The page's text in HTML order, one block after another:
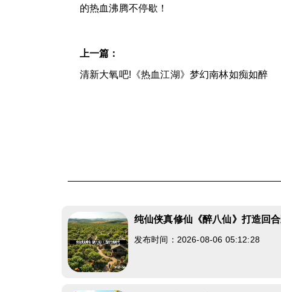
的热血沸腾不停歇！
上一篇：
清新大氧吧!《热血江湖》梦幻南林如痴如醉
纯仙侠真修仙《醉八仙》打造回
发布时间：2026-08-06 05:12:28